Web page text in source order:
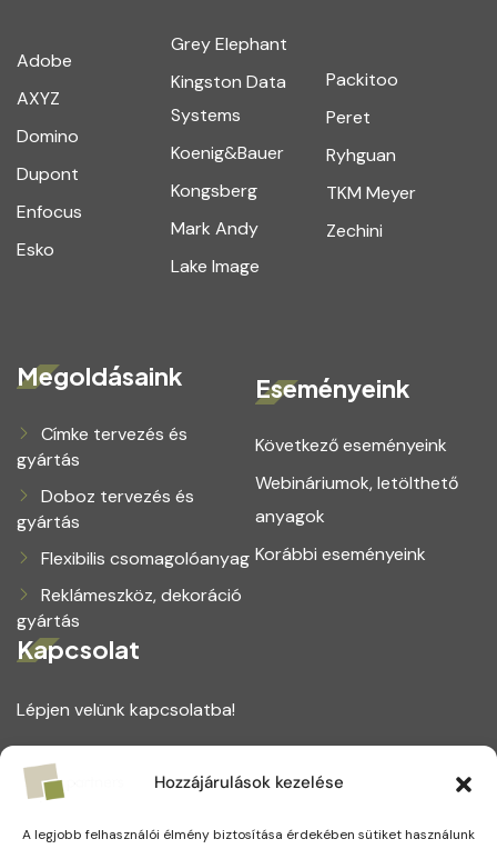
Hozzájárulások kezelése
A legjobb felhasználói élmény biztosítása érdekében sütiket használunk
Adobe
AXYZ
Domino
Dupont
Enfocus
Esko
Grey Elephant
Kingston Data
Systems
Koenig&Bauer
Kongsberg
Mark Andy
Lake Image
Packitoo
Peret
Ryhguan
TKM Meyer
Zechini
Megoldásaink
Címke tervezés és
gyártás
Doboz tervezés és
gyártás
Flexibilis csomagolóanyag
Reklámeszköz, dekoráció
gyártás
Eseményeink
Következő eseményeink
Webináriumok, letölthető
anyagok
Korábbi eseményeink
Kapcsolat
Lépjen velünk kapcsolatba!
1164 Budapest, Magtár utca 75.
+(36) 1 221 5123
info@partners.hu